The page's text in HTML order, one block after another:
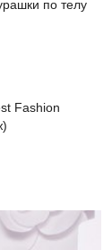
по телу
Fashion